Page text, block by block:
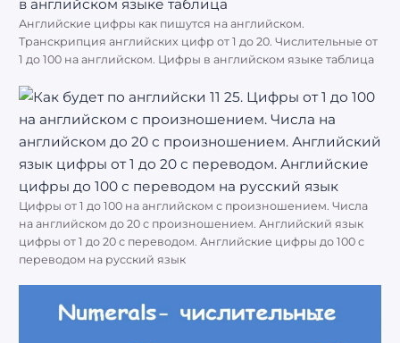
Английские цифры как пишутся на английском.
Транскрипция английских цифр от 1 до 20. Числительные от
1 до 100 на английском. Цифры в английском языке таблица
Цифры от 1 до 100 на английском с произношением. Числа
на английском до 20 с произношением. Английский язык
цифры от 1 до 20 с переводом. Английские цифры до 100 с
переводом на русский язык